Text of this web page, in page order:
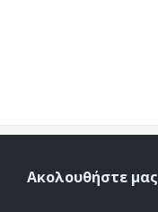
Ακολουθήστε μας